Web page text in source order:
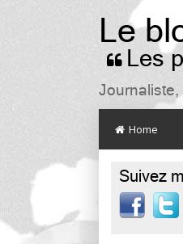
Le
 Les
Home
Suivez